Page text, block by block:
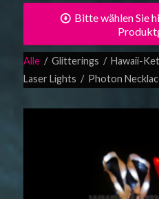
Bitte wählen Sie
Alle / Glitterings / Hawaii-
Laser Lights / Photon